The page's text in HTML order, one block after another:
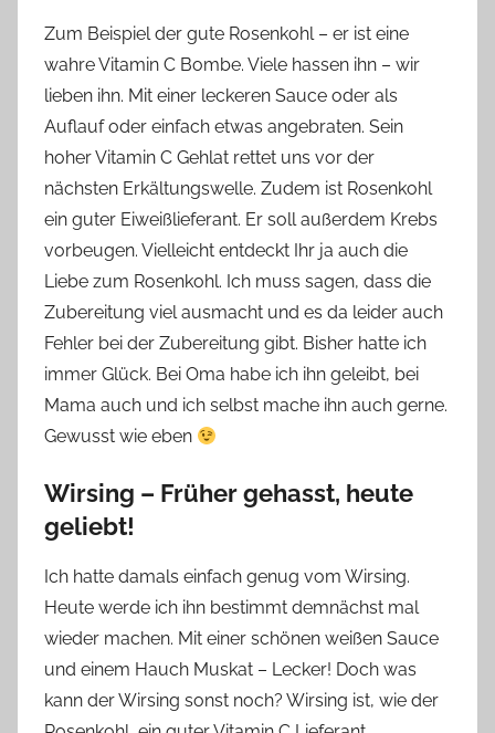
Zum Beispiel der gute Rosenkohl – er ist eine
wahre Vitamin C Bombe. Viele hassen ihn – wir
lieben ihn. Mit einer leckeren Sauce oder als
Auflauf oder einfach etwas angebraten. Sein
hoher Vitamin C Gehlat rettet uns vor der
nächsten Erkältungswelle. Zudem ist Rosenkohl
ein guter Eiweißlieferant. Er soll außerdem Krebs
vorbeugen. Vielleicht entdeckt Ihr ja auch die
Liebe zum Rosenkohl. Ich muss sagen, dass die
Zubereitung viel ausmacht und es da leider auch
Fehler bei der Zubereitung gibt. Bisher hatte ich
immer Glück. Bei Oma habe ich ihn geleibt, bei
Mama auch und ich selbst mache ihn auch gerne.
Gewusst wie eben
Wirsing – Früher gehasst, heute
geliebt!
Ich hatte damals einfach genug vom Wirsing.
Heute werde ich ihn bestimmt demnächst mal
wieder machen. Mit einer schönen weißen Sauce
und einem Hauch Muskat – Lecker! Doch was
kann der Wirsing sonst noch? Wirsing ist, wie der